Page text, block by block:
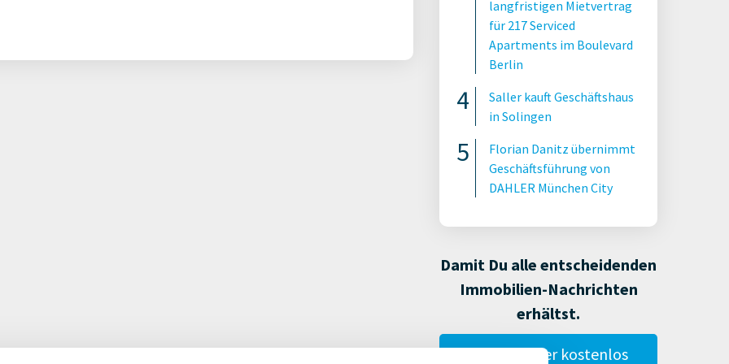
langfristigen Mietvertrag
für 217 Serviced
Apartments im Boulevard
Berlin
Saller kauft Geschäftshaus
in Solingen
Florian Danitz übernimmt
Geschäftsführung von
DAHLER München City
Damit Du alle entscheidenden
Immobilien-Nachrichten
erhältst.
Gestalte hier kostenlos